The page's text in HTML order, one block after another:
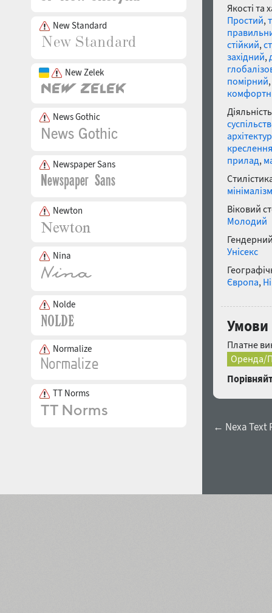
New Standard
New Zelek
News Gothic
Newspaper Sans
Newton
Nina
Nolde
Normalize
TT Norms
Якості та
Простий,
стійкий,
західний,
помірний,
креслення
прилад,
мінімалізм
Віковий
Молодий
Унісекс
Європа,
Умови
Платне
Оренда/
← Nexa Text